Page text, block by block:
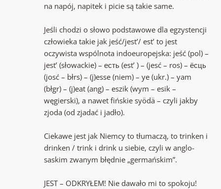
na napój, napitek i picie są takie same.
Jeśli chodzi o słowo podstawowe dla egzystencji
człowieka takie jak jeść/jest’/ est’ to jest
oczywista wspólnota indoeuropejska: jeść (pol) –
jest’ (słowackie) – есть (est’ ) – (jesć – ros) – ёсць
(josć – błrs) – (j)esse (niem) – ye (ukr.) – yam
(błgr) – (j)eat (ang) – eszik (wym – esik –
węgierski), a nawet fińskie syödä – czyli jakby
zjoda (od zjadać i jadło).
Ciekawe jest jak Niemcy to tłumaczą, to trinken i
drinken / trink i drink u siebie, czyli w anglo-
saskim zwanym błędnie „germańskim”.
JEST – ODKRYŁEM! Nie dawało mi to spokoju!